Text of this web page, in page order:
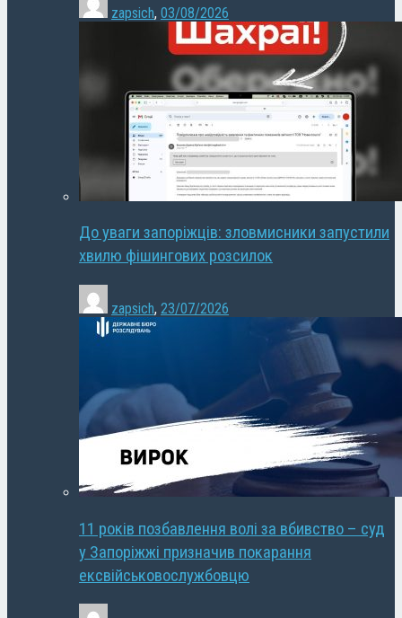
zapsich, 03/08/2026
До уваги запоріжців: зловмисники запустили
хвилю фішингових розсилок
zapsich, 23/07/2026
11 років позбавлення волі за вбивство – суд
у Запоріжжі призначив покарання
ексвійськовослужбовцю